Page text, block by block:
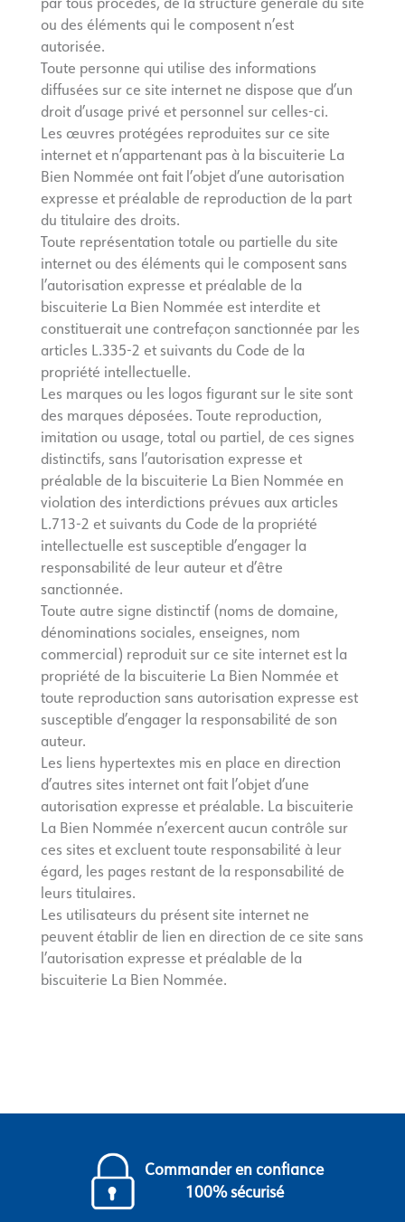
ou des éléments qui le composent n’est
autorisée.
Toute personne qui utilise des informations
diffusées sur ce site internet ne dispose que d’un
droit d’usage privé et personnel sur celles-ci.
Les œuvres protégées reproduites sur ce site
internet et n’appartenant pas à la biscuiterie La
Bien Nommée ont fait l’objet d’une autorisation
expresse et préalable de reproduction de la part
du titulaire des droits.
Toute représentation totale ou partielle du site
internet ou des éléments qui le composent sans
l’autorisation expresse et préalable de la
biscuiterie La Bien Nommée est interdite et
constituerait une contrefaçon sanctionnée par les
articles L.335-2 et suivants du Code de la
propriété intellectuelle.
Les marques ou les logos figurant sur le site sont
des marques déposées. Toute reproduction,
imitation ou usage, total ou partiel, de ces signes
distinctifs, sans l’autorisation expresse et
préalable de la biscuiterie La Bien Nommée en
violation des interdictions prévues aux articles
L.713-2 et suivants du Code de la propriété
intellectuelle est susceptible d’engager la
responsabilité de leur auteur et d’être
sanctionnée.
Toute autre signe distinctif (noms de domaine,
dénominations sociales, enseignes, nom
commercial) reproduit sur ce site internet est la
propriété de la biscuiterie La Bien Nommée et
toute reproduction sans autorisation expresse est
susceptible d’engager la responsabilité de son
auteur.
Les liens hypertextes mis en place en direction
d’autres sites internet ont fait l’objet d’une
autorisation expresse et préalable. La biscuiterie
La Bien Nommée n’exercent aucun contrôle sur
ces sites et excluent toute responsabilité à leur
égard, les pages restant de la responsabilité de
leurs titulaires.
Les utilisateurs du présent site internet ne
peuvent établir de lien en direction de ce site sans
l’autorisation expresse et préalable de la
biscuiterie La Bien Nommée.
Commander en confiance
100% sécurisé